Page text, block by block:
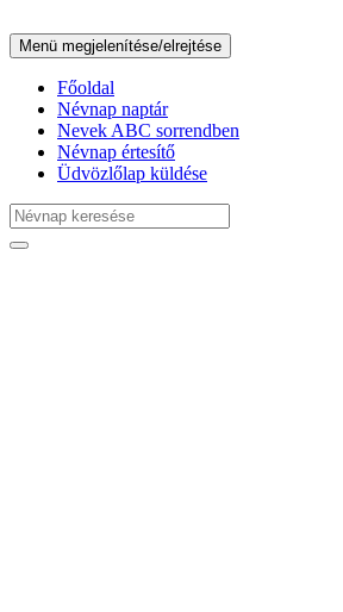
Menü megjelenítése/elrejtése
Főoldal
Névnap naptár
Nevek ABC sorrendben
Névnap értesítő
Üdvözlőlap küldése